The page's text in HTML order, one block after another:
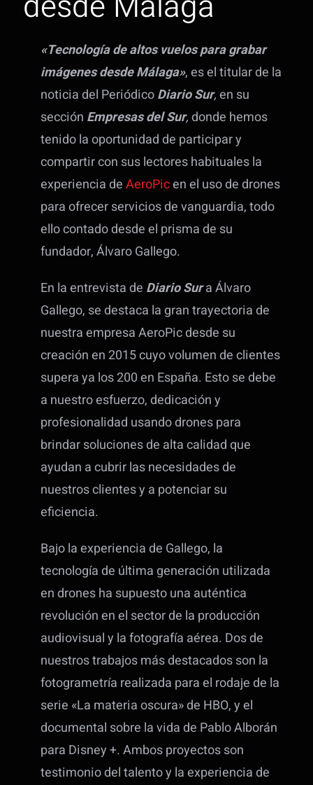
«Tecnología de altos vuelos para grabar
imágenes desde Málaga», es el titular de la
noticia del PeriódicoDiario Sur,en su
sección Empresas del Sur,donde hemos
tenido la oportunidad de participar y
compartir con sus lectores habituales la
experiencia deAeroPicen el uso de drones
para ofrecer servicios de vanguardia, todo
ello contado desde el prisma de su
fundador, Álvaro Gallego.
En la entrevista de Diario Sura Álvaro
Gallego, se destaca la gran trayectoria de
nuestra empresa AeroPic desde su
creación en 2015 cuyo volumen de clientes
supera ya los 200 en España. Esto se debe
a nuestro esfuerzo, dedicación y
profesionalidad usando drones para
brindar soluciones de alta calidad que
ayudan a cubrir las necesidades de
nuestros clientes y a potenciar su
eficiencia.
Bajo la experiencia de Gallego, la
tecnología de última generación utilizada
en drones ha supuesto una auténtica
revolución en el sector de la producción
audiovisual y la fotografía aérea. Dos de
nuestros trabajos más destacados son la
fotogrametría realizada para el rodaje de la
serie «La materia oscura» de HBO, y el
documental sobre la vida de Pablo Alborán
para Disney +. Ambos proyectos son
testimonio del talento y la experiencia de